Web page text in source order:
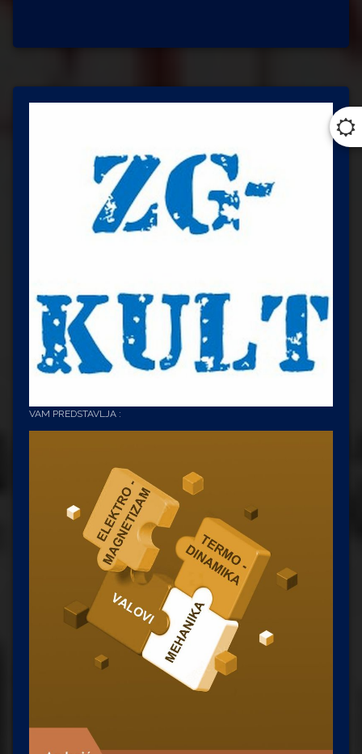
VAM PREDSTAVLJA :